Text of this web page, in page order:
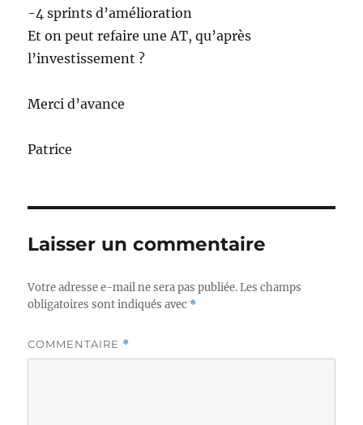
-4 sprints d’amélioration
Et on peut refaire une AT, qu’après
l’investissement ?
Merci d’avance
Patrice
Laisser un commentaire
Votre adresse e-mail ne sera pas publiée. Les champs
obligatoires sont indiqués avec *
COMMENTAIRE *